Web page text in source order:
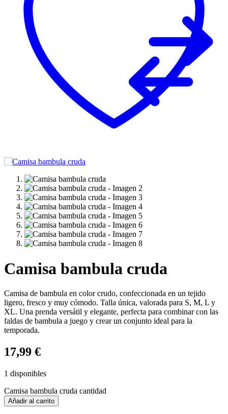
Camisa bambula cruda
Camisa de bambula en color crudo, confeccionada en un tejido
ligero, fresco y muy cómodo. Talla única, valorada para S, M, L y
XL. Una prenda versátil y elegante, perfecta para combinar con las
faldas de bambula a juego y crear un conjunto ideal para la
temporada.
17,99 €
1 disponibles
Camisa bambula cruda cantidad
Añadir al carrito